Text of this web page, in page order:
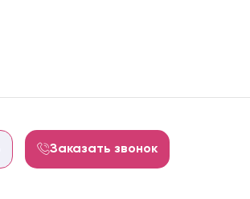
Заказать звонок